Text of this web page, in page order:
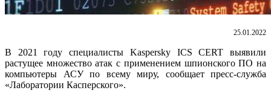
25.01.2022
В 2021 году специалисты Kaspersky ICS CERT выявили
растущее множество атак с применением шпионского ПО на
компьютеры АСУ по всему миру, сообщает пресс-служба
«Лаборатории Касперского».